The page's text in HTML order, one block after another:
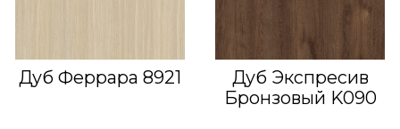
Дуб Феррара 8921
Дуб Экспресив
Бронзовый K090